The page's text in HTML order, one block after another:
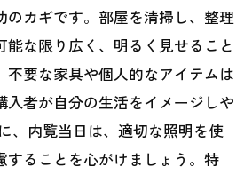
のカギです。部屋を清掃し、整理
能な限り広く、明るく見せること
不要な家具や個人的なアイテムは
入者が自分の生活をイメージしや
、内覧当日は、適切な照明を使
することを心がけましょう。特